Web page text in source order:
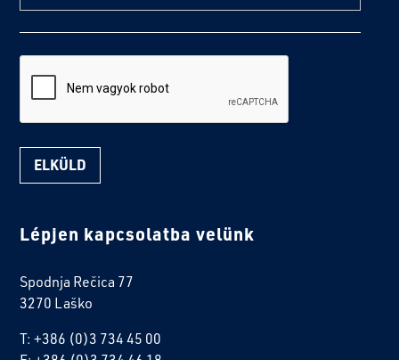
Lépjen kapcsolatba velünk
Spodnja Rečica 77
3270 Laško
T: +386 (0)3 734 45 00